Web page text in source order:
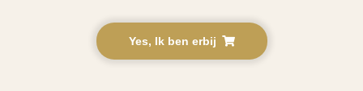
Yes, Ik ben erbij